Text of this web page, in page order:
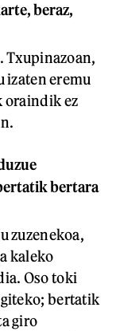
beraz,
Txupinazoan,
izaten eremu
oraindik ez
bertara
zuzenekoa,
kaleko
Oso toki
bertatik
giro